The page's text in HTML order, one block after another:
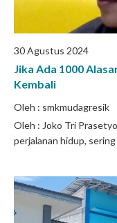
30 Agustus 2024
Jika Ada 1000
Kembali
Oleh : smkmudagresik
Oleh : Joko Tri
perjalanan hidup,